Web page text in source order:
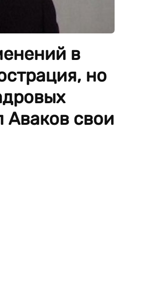
в
но
Аваков свои